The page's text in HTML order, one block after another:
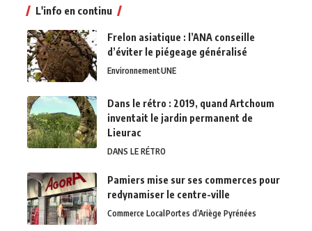
L'info en continu
Frelon asiatique : l’ANA conseille
d’éviter le piégeage généralisé
EnvironnementUNE
Dans le rétro : 2019, quand Artchoum
inventait le jardin permanent de
Lieurac
DANS LE RÉTRO
Pamiers mise sur ses commerces pour
redynamiser le centre-ville
Commerce LocalPortes d’Ariège Pyrénées